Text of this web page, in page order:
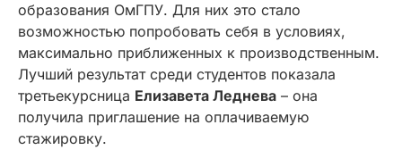
образования ОмГПУ. Для них это стало
возможностью попробовать себя в условиях,
максимально приближенных к производственным.
Лучший результат среди студентов показала
третьекурсница Елизавета Леднева – она
получила приглашение на оплачиваемую
стажировку.